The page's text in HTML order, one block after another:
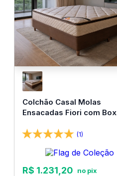
Colchão Casal Molas
Ensacadas Fiori com Box
(1)
R$ 1.231 20